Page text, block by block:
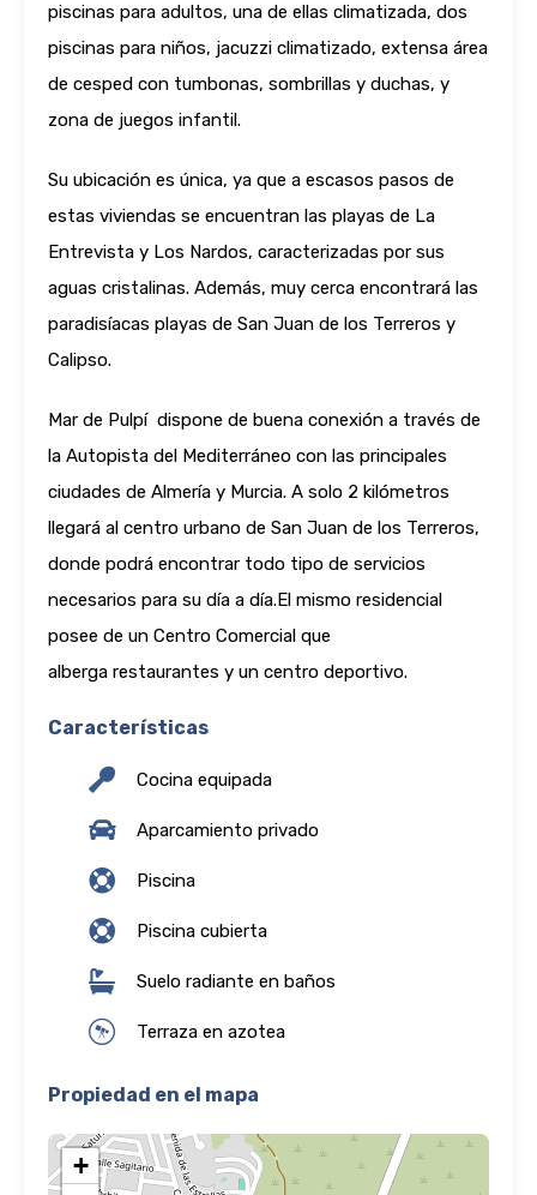
piscinas para adultos, una de ellas climatizada, dos
piscinas para niños, jacuzzi climatizado, extensa área
de cesped con tumbonas, sombrillas y duchas, y
zona de juegos infantil.
Su ubicación es única, ya que a escasos pasos de
estas viviendas se encuentran las playas de La
Entrevista y Los Nardos, caracterizadas por sus
aguas cristalinas. Además, muy cerca encontrará las
paradisíacas playas de San Juan de los Terreros y
Calipso.
Mar de Pulpí dispone de buena conexión a través de
la Autopista del Mediterráneo con las principales
ciudades de Almería y Murcia. A solo 2 kilómetros
llegará al centro urbano de San Juan de los Terreros,
donde podrá encontrar todo tipo de servicios
necesarios para su día a día.El mismo residencial
posee de un Centro Comercial que
alberga restaurantes y un centro deportivo.
Características
Cocina equipada
Aparcamiento privado
Piscina
Piscina cubierta
Suelo radiante en baños
Terraza en azotea
Propiedad en el mapa
+